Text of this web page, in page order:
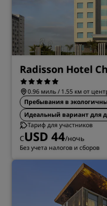
Radisson Hotel
0.96 миль / 1.55 км от
Пребывания в
Идеальный вариант для
Тариф для участников
СUSD 44/ночь
Без учета налогов и сборов